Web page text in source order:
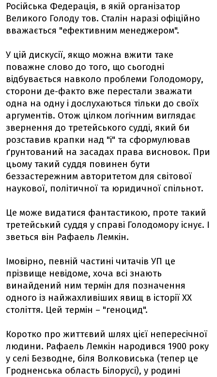
Російська Федерація, в якій організатор
Великого Голоду тов. Сталін наразі офіційно
вважається "ефективним менеджером".
У цій дискусії, якщо можна вжити таке
поважне слово до того, що сьогодні
відбувається навколо проблеми Голодомору,
сторони де-факто вже перестали зважати
одна на одну і дослухаються тільки до своїх
аргументів. Отож цілком логічним виглядає
звернення до третейського судді, який би
розставив крапки над "і" та сформулював
ґрунтований на засадах права висновок. При
цьому такий суддя повинен бути
беззастережним авторитетом для світової
наукової, політичної та юридичної спільнот.
Це може видатися фантастикою, проте такий
третейський суддя у справі Голодомору існує. І
зветься він Рафаель Лемкін.
Імовірно, певній частині читачів УП це
прізвище невідоме, хоча всі знають
винайдений ним термін для позначення
одного із найжахливіших явищ в історії ХХ
століття. Цей термін – "геноцид".
Коротко про життєвий шлях цієї непересічної
людини. Рафаель Лемкін народився 1900 року
у селі Безводне, біля Волковиська (тепер це
Гродненська область Білорусі), у родині